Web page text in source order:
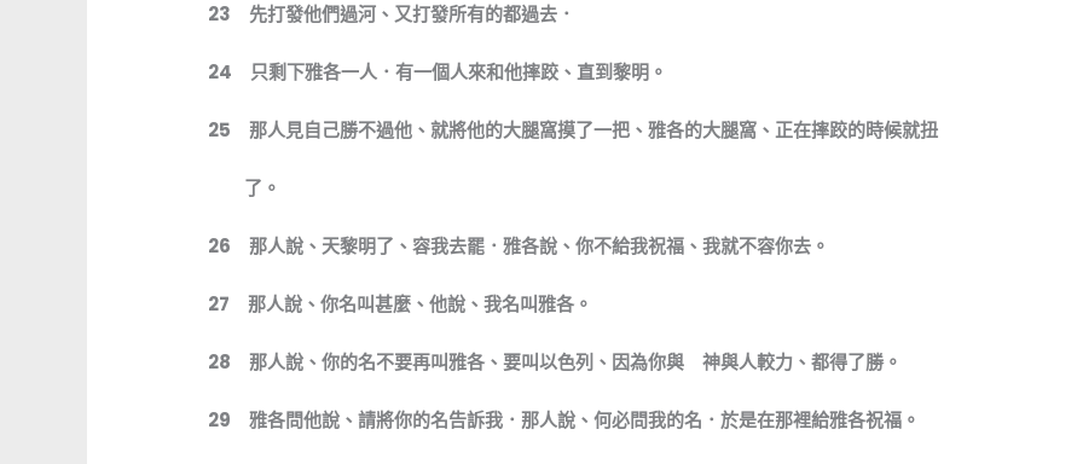
23 先打發他們過河、又打發所有的都過去．
24 只剩下雅各一人．有一個人來和他摔跤、直到黎明。
25那人見自己勝不過他、就將他的大腿窩摸了一把、雅各的大腿窩、正在摔跤的時候就扭
了。
26那人說、天黎明了、容我去罷．雅各說、你不給我祝福、我就不容你去。
27那人說、你名叫甚麼、他說、我名叫雅各。
28那人說、你的名不要再叫雅各、要叫以色列、因為你與 神與人較力、都得了勝。
29雅各問他說、請將你的名告訴我．那人說、何必問我的名．於是在那裡給雅各祝福。